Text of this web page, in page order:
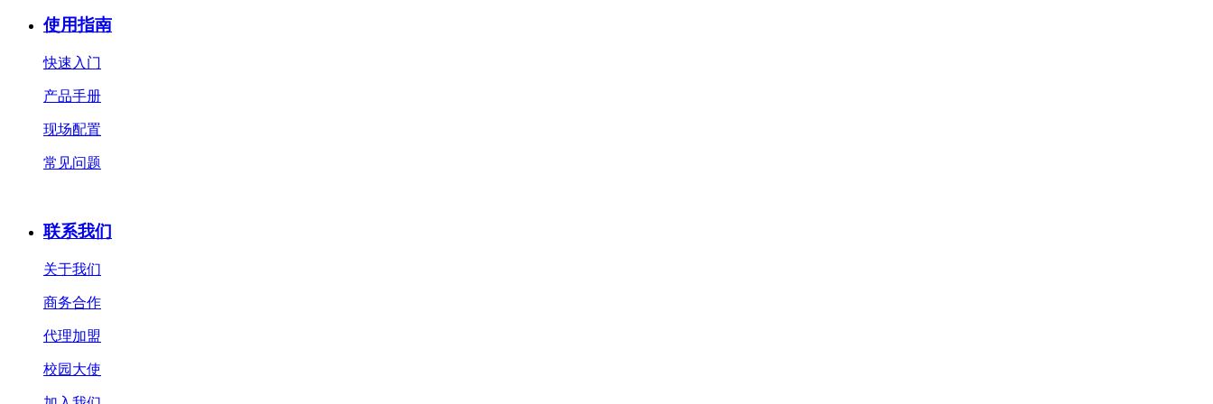
使用指南
快速入门
产品手册
现场配置
常见问题
联系我们
关于我们
商务合作
代理加盟
校园大使